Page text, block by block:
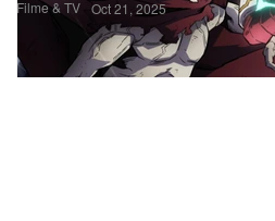
Filme & TV Oct 21, 2025